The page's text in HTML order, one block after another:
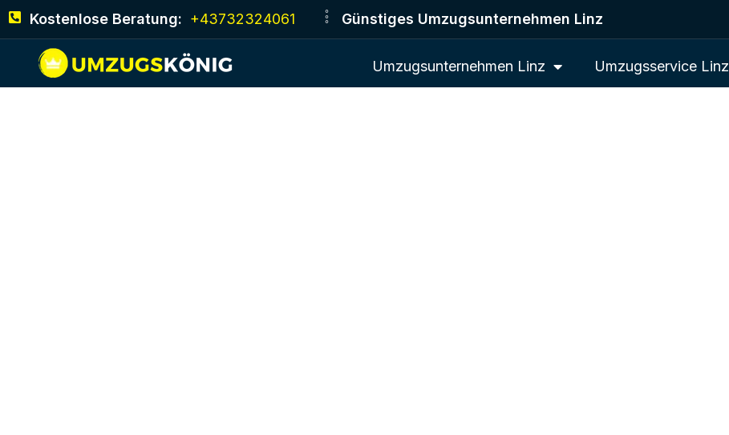
Kostenlose Beratung: +43732324061 Günstiges Umzugsunternehmen Linz
Umzugsunternehmen Linz Umzugsservice Linz